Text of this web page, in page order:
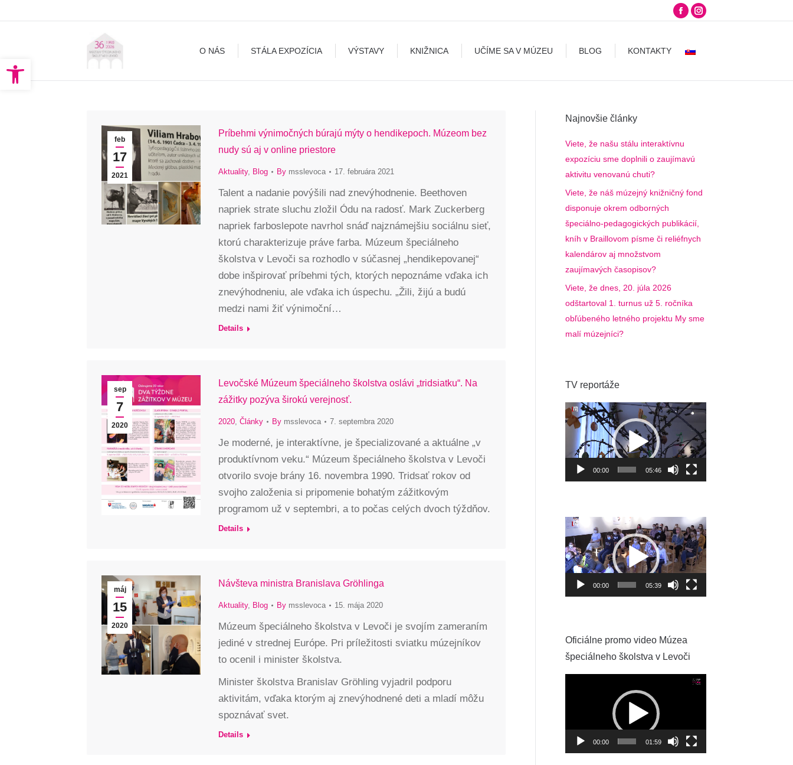
Open toolbar
Facebook
opens
new
Instagram
new
O NÁS STÁLA EXPOZÍCIA VÝSTAVY KNIŽNICA UČÍME SA V MÚZEU BLOG KONTAKTY
feb
17
2021
Príbehmi výnimočných búrajú mýty o hendikepoch. Múzeom bez
nudy sú aj v online priestore
Aktuality, Blog By msslevoca 17. februára 2021
Talent a nadanie povýšili nad znevýhodnenie. Beethoven
napriek strate sluchu zložil Ódu na radosť. Mark Zuckerberg
napriek farboslepote navrhol snáď najznámejšiu sociálnu sieť,
ktorú charakterizuje práve farba. Múzeum špeciálneho
školstva v Levoči sa rozhodlo v súčasnej „hendikepovanej“
dobe inšpirovať príbehmi tých, ktorých nepoznáme vďaka ich
znevýhodneniu, ale vďaka ich úspechu. „Žili, žijú a budú
medzi nami žiť výnimoční…
Details
sep
7
2020
Levočské Múzeum špeciálneho školstva oslávi „tridsiatku“. Na
zážitky pozýva širokú verejnosť.
2020, Články By msslevoca 7. septembra 2020
Je moderné, je interaktívne, je špecializované a aktuálne „v
produktívnom veku.“ Múzeum špeciálneho školstva v Levoči
otvorilo svoje brány 16. novembra 1990. Tridsať rokov od
svojho založenia si pripomenie bohatým zážitkovým
programom už v septembri, a to počas celých dvoch týždňov.
Details
máj
15
2020
Návšteva ministra Branislava Gröhlinga
Aktuality, Blog By msslevoca 15. mája 2020
Múzeum špeciálneho školstva v Levoči je svojím zameraním
jediné v strednej Európe. Pri príležitosti sviatku múzejníkov
to ocenil i minister školstva.
Minister školstva Branislav Gröhling vyjadril podporu
aktivitám, vďaka ktorým aj znevýhodnené deti a mladí môžu
spoznávať svet.
Details
Najnovšie články
Viete, že našu stálu interaktívnu
expozíciu sme doplnili o zaujímavú
aktivitu venovanú chuti?
Viete, že náš múzejný knižničný fond
disponuje okrem odborných
špeciálno-pedagogických publikácií,
kníh v Braillovom písme či reliéfnych
kalendárov aj množstvom
zaujímavých časopisov?
Viete, že dnes, 20. júla 2026
odštartoval 1. turnus už 5. ročníka
obľúbeného letného projektu My sme
malí múzejníci?
TV reportáže
Video
prehrávač
00:00 05:46
Video
prehrávač
00:00 05:39
Oficiálne promo video Múzea
špeciálneho školstva v Levoči
00:00 01:59
O NÁS STÁLA EXPOZÍCIA VÝSTAVY KNIŽNICA UČÍME SA V MÚZEU BLOG KONTAKTY